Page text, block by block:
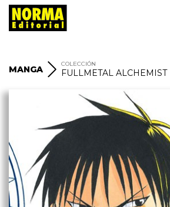
MANGA
COLECCIÓN
FULLMETAL ALCHEMIST